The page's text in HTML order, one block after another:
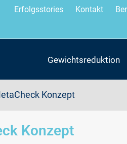
Erfolgsstories Kontakt
Gewichtsreduktion
Konzept
Konzept